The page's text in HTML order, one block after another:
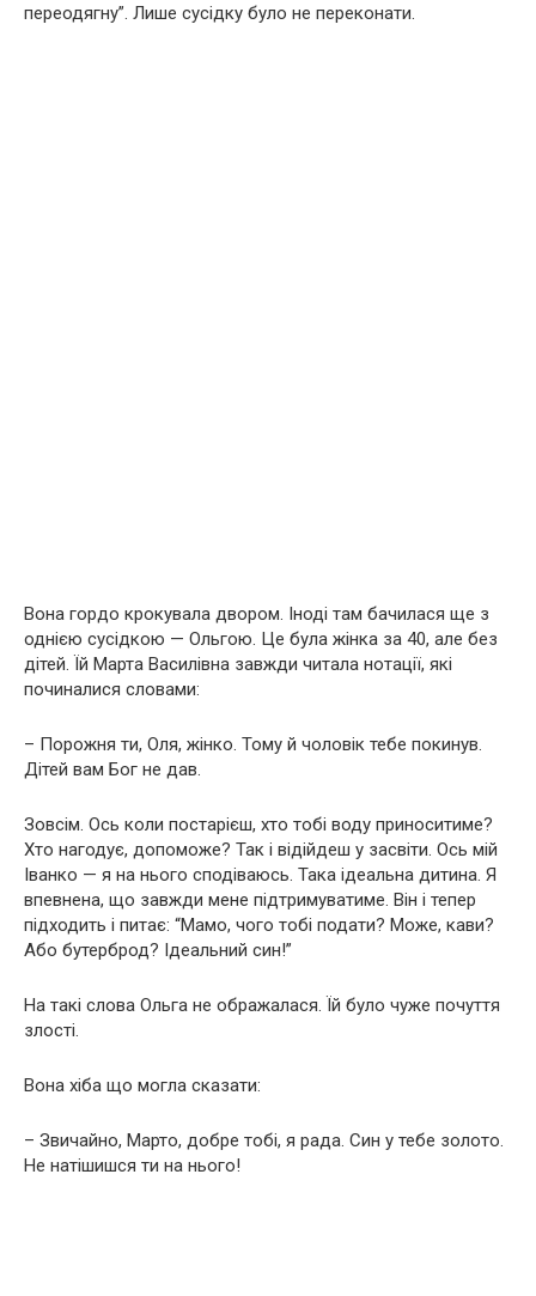
переодягну”. Лише сусідку було не переконати.
Вона гордо крокувала двором. Іноді там бачилася ще з
однією сусідкою — Ольгою. Це була жінка за 40, але без
дітей. Їй Марта Василівна завжди читала нотації, які
починалися словами:
– Порожня ти, Оля, жінко. Тому й чоловік тебе покинув.
Дітей вам Бог не дав.
Зовсім. Ось коли постарієш, хто тобі воду приноситиме?
Хто нагодує, допоможе? Так і відійдеш у засвіти. Ось мій
Іванко — я на нього сподіваюсь. Така ідеальна дитина. Я
впевнена, що завжди мене підтримуватиме. Він і тепер
підходить і питає: “Мамо, чого тобі подати? Може, кави?
Або бутерброд? Ідеальний син!”
На такі слова Ольга не ображалася. Їй було чуже почуття
злості.
Вона хіба що могла сказати:
– Звичайно, Марто, добре тобі, я рада. Син у тебе золото.
Не натішишся ти на нього!